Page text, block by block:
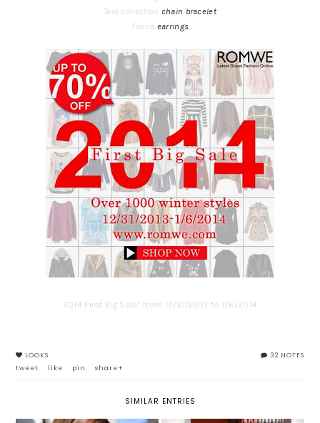
Taro collection chain bracelet
Fabria earrings
2014 First Big Sale! from 12/31/2013 to 1/6/2014
32 NOTES
LOOKS
tweet
like pin share+
SIMILAR ENTRIES